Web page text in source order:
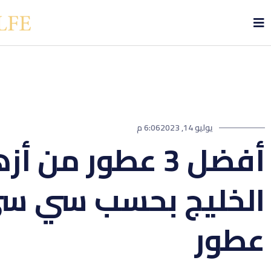
يوليو 14, 2023 6:06 م
أفضل 3 عطور من
الخليج بحسب سي
عطور